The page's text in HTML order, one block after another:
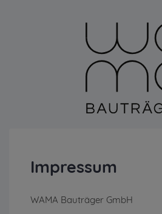
Impressum
WAMA Bauträger GmbH